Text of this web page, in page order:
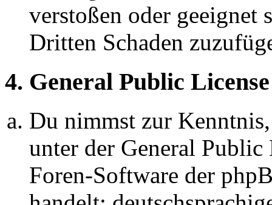
verstoßen oder geeignet
Dritten Schaden
4. General Public License
Du nimmst zur
unter der General
Foren-Software der